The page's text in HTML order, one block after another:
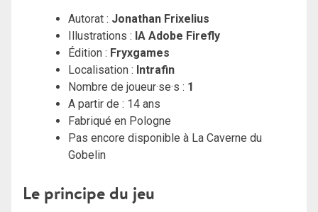
Autorat : Jonathan Frixelius
Illustrations : IA Adobe Firefly
Édition : Fryxgames
Localisation : Intrafin
Nombre de joueur·se·s : 1
A partir de : 14 ans
Fabriqué en Pologne
Pas encore disponible à La Caverne du
Gobelin
Le principe du jeu